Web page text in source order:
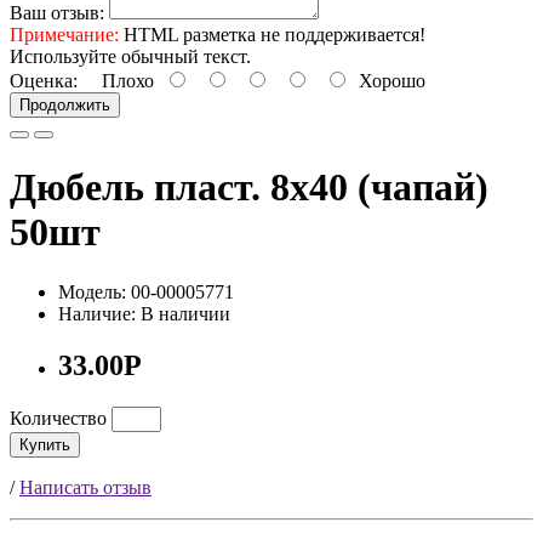
Ваш отзыв:
Примечание: HTML разметка не поддерживается!
Используйте обычный текст.
Оценка: Плохо Хорошо
Продолжить
Дюбель пласт. 8х40 (чапай)
50шт
Модель: 00-00005771
Наличие: В наличии
33.00Р
Количество
Купить
/Написать отзыв